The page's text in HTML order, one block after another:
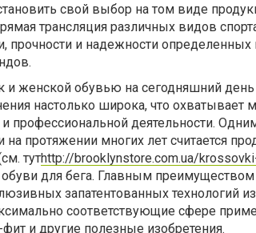
свой выбор на том виде
трансляция различных видов
прочности и надежности
и женской обувью на сегодняшний
настолько широка, что охватывает
профессиональной деятельности.
протяжении многих лет считается
тутhttp://brooklynstore.com.ua/
для бега. Главным
запатентованных технологий
соответствующие сфере
и другие полезные изобретения.